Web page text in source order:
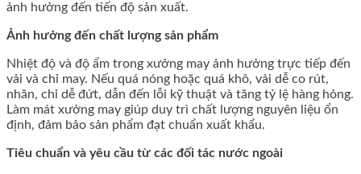
ảnh hưởng đến tiến độ sản xuất.
Ảnh hưởng đến chất lượng sản phẩm
Nhiệt độ và độ ẩm trong xưởng may ảnh hưởng trực tiếp đến
vải và chỉ may. Nếu quá nóng hoặc quá khô, vải dễ co rút,
nhăn, chỉ dễ đứt, dẫn đến lỗi kỹ thuật và tăng tỷ lệ hàng hỏng.
Làm mát xưởng may giúp duy trì chất lượng nguyên liệu ổn
định, đảm bảo sản phẩm đạt chuẩn xuất khẩu.
Tiêu chuẩn và yêu cầu từ các đối tác nước ngoài